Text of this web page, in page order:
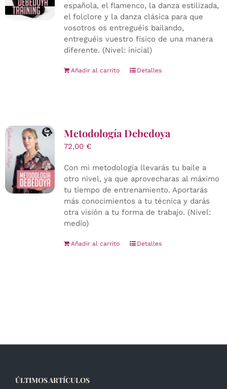
española, el flamenco, la danza estilizada,
el folclore y la danza clásica para que
vosotros os entreguéis bailando,
entreguéis vuestro físico de una manera
diferente. (Nivel: inicial)
Añadir al carrito Detalles
Metodología Debedoya
72,00 €
Con mi metodología llevarás tu baile a
otro nivel, ya que aprovecharas al máximo
tu tiempo de entrenamiento. Aportarás
más conocimientos a tu técnica y darás
otra visión a tu forma de trabajo. (Nivel:
medio)
Añadir al carrito Detalles
ÚLTIMOS ARTÍCULOS